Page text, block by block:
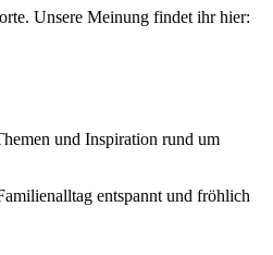
Unsere Meinung findet ihr hier:
und Inspiration rund um
entspannt und fröhlich